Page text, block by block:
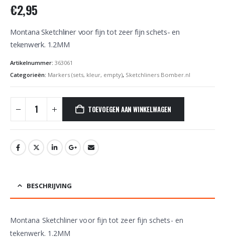
€2,95
Montana Sketchliner voor fijn tot zeer fijn schets- en
tekenwerk. 1.2MM
Artikelnummer: 363061
Categorieën: Markers (sets, kleur, empty), Sketchliners Bomber.nl
TOEVOEGEN AAN WINKELWAGEN
BESCHRIJVING
Montana Sketchliner voor fijn tot zeer fijn schets- en
tekenwerk. 1.2MM